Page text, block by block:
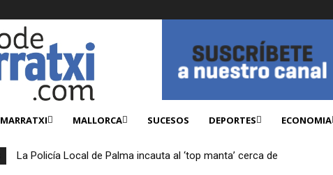
MARRATXI MALLORCA SUCESOS DEPORTES ECONOMIA
La Policía Local de Palma incauta al ‘top manta’ cerca de